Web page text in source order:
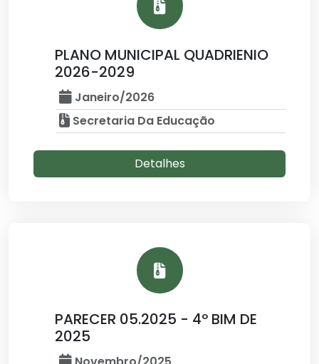
PLANO MUNICIPAL QUADRIENIO
2026-2029
Janeiro/2026
Secretaria Da Educação
Detalhes
PARECER 05.2025 - 4º BIM DE
2025